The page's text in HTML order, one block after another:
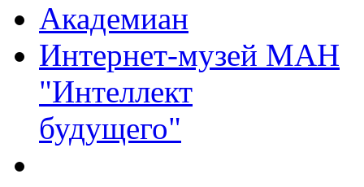
Академиан
Интернет-музей МАН
"Интеллект
будущего"